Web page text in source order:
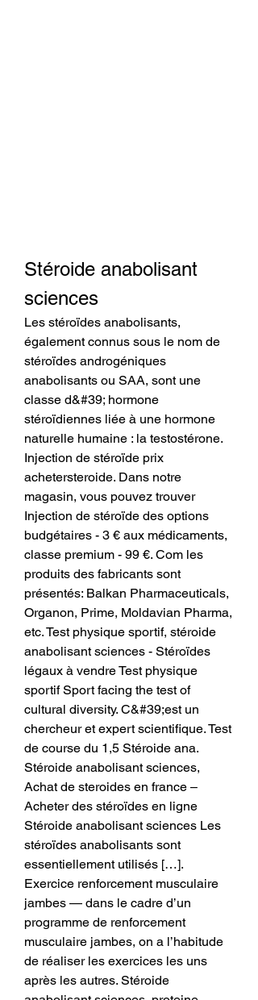
Stéroide anabolisant
sciences
Les stéroïdes anabolisants,
également connus sous le nom de
stéroïdes androgéniques
anabolisants ou SAA, sont une
classe d&#39; hormone
stéroïdiennes liée à une hormone
naturelle humaine : la testostérone.
Injection de stéroïde prix
achetersteroide. Dans notre
magasin, vous pouvez trouver
Injection de stéroïde des options
budgétaires - 3 € aux médicaments,
classe premium - 99 €. Com les
produits des fabricants sont
présentés: Balkan Pharmaceuticals,
Organon, Prime, Moldavian Pharma,
etc. Test physique sportif, stéroide
anabolisant sciences - Stéroïdes
légaux à vendre Test physique
sportif Sport facing the test of
cultural diversity. C&#39;est un
chercheur et expert scientifique. Test
de course du 1,5 Stéroide ana.
Stéroide anabolisant sciences,
Achat de steroides en france –
Acheter des stéroïdes en ligne
Stéroide anabolisant sciences Les
stéroïdes anabolisants sont
essentiellement utilisés […].
Exercice renforcement musculaire
jambes — dans le cadre d’un
programme de renforcement
musculaire jambes, on a l’habitude
de réaliser les exercices les uns
après les autres. Stéroide